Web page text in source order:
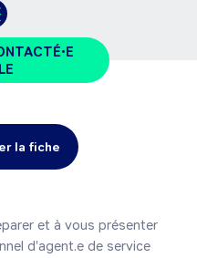
la fiche
et à vous présenter
d'agent.e de service